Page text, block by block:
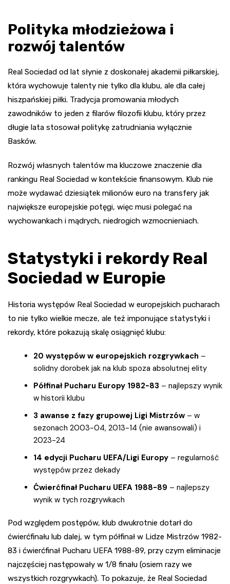
Polityka młodzieżowa i
rozwój talentów
Real Sociedad od lat słynie z doskonałej akademii piłkarskiej,
która wychowuje talenty nie tylko dla klubu, ale dla całej
hiszpańskiej piłki. Tradycja promowania młodych
zawodników to jeden z filarów filozofii klubu, który przez
długie lata stosował politykę zatrudniania wyłącznie
Basków.
Rozwój własnych talentów ma kluczowe znaczenie dla
rankingu Real Sociedad w kontekście finansowym. Klub nie
może wydawać dziesiątek milionów euro na transfery jak
największe europejskie potęgi, więc musi polegać na
wychowankach i mądrych, niedrogich wzmocnieniach.
Statystyki i rekordy Real
Sociedad w Europie
Historia występów Real Sociedad w europejskich pucharach
to nie tylko wielkie mecze, ale też imponujące statystyki i
rekordy, które pokazują skalę osiągnięć klubu:
20 występów w europejskich rozgrywkach –
solidny dorobek jak na klub spoza absolutnej elity
Półfinał Pucharu Europy 1982-83 – najlepszy wynik
w historii klubu
3 awanse z fazy grupowej Ligi Mistrzów – w
sezonach 2003-04, 2013-14 (nie awansowali) i
2023-24
14 edycji Pucharu UEFA/Ligi Europy – regularność
występów przez dekady
Ćwierćfinał Pucharu UEFA 1988-89 – najlepszy
wynik w tych rozgrywkach
Pod względem postępów, klub dwukrotnie dotarł do
ćwierćfinału lub dalej, w tym półfinał w Lidze Mistrzów 1982-
83 i ćwierćfinał Pucharu UEFA 1988-89, przy czym eliminacje
najczęściej następowały w 1/8 finału (osiem razy we
wszystkich rozgrywkach). To pokazuje, że Real Sociedad